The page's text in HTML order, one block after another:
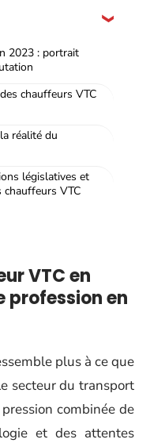
2023 : portrait
chauffeurs VTC
réalité du
législatives et
chauffeurs VTC
VTC en
profession en
plus à ce que
secteur du transport
combinée de
et des attentes